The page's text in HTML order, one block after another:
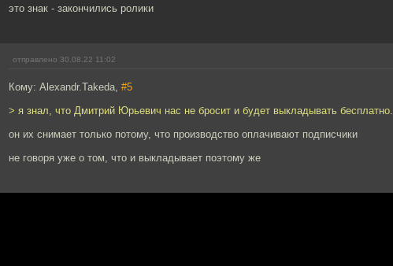
это знак - закончились ролики
отправлено 30.08.22 11:02
Кому: Alexandr.Takeda, #5
> я знал, что Дмитрий Юрьевич нас не бросит и будет выкладывать бесплатно.
он их снимает только потому, что производство оплачивают подписчики
не говоря уже о том, что и выкладывает поэтому же